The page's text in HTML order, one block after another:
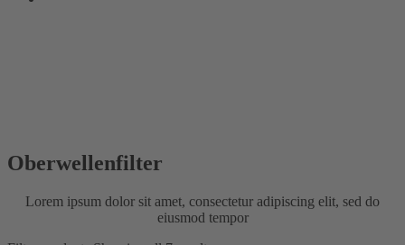
Oberwellenfilter
Lorem ipsum dolor sit amet, consectetur adipiscing elit, sed do
eiusmod tempor